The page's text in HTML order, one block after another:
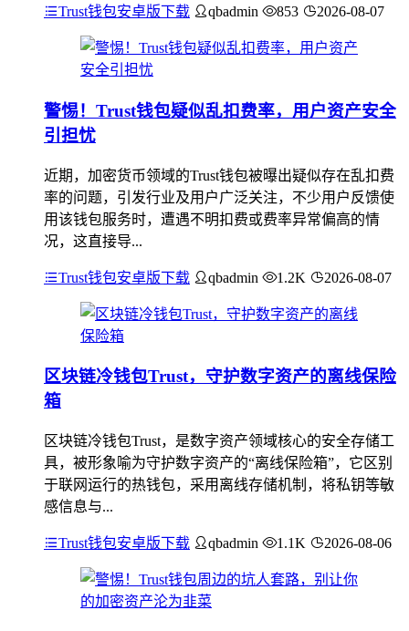
Trust钱包安卓版下载 qbadmin 853 2026-08-07
警惕！Trust钱包疑似乱扣费率，用户资产安全
引担忧
近期，加密货币领域的Trust钱包被曝出疑似存在乱扣费
率的问题，引发行业及用户广泛关注，不少用户反馈使
用该钱包服务时，遭遇不明扣费或费率异常偏高的情
况，这直接导...
Trust钱包安卓版下载 qbadmin 1.2K 2026-08-07
区块链冷钱包Trust，守护数字资产的离线保险
箱
区块链冷钱包Trust，是数字资产领域核心的安全存储工
具，被形象喻为守护数字资产的“离线保险箱”，它区别
于联网运行的热钱包，采用离线存储机制，将私钥等敏
感信息与...
Trust钱包安卓版下载 qbadmin 1.1K 2026-08-06